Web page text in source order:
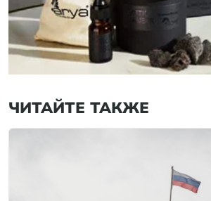
ЧИТАЙТЕ ТАКЖЕ